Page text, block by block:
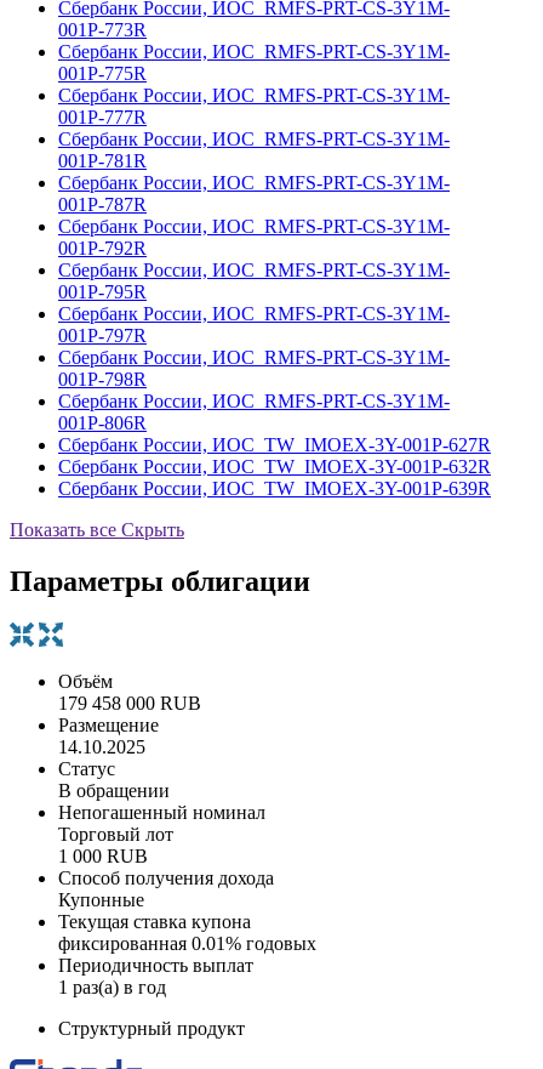
Сбербанк России, ИОС_RMFS-PRT-CS-3Y1M-
001Р-773R
Сбербанк России, ИОС_RMFS-PRT-CS-3Y1M-
001Р-775R
Сбербанк России, ИОС_RMFS-PRT-CS-3Y1M-
001Р-777R
Сбербанк России, ИОС_RMFS-PRT-CS-3Y1M-
001Р-781R
Сбербанк России, ИОС_RMFS-PRT-CS-3Y1M-
001Р-787R
Сбербанк России, ИОС_RMFS-PRT-CS-3Y1M-
001Р-792R
Сбербанк России, ИОС_RMFS-PRT-CS-3Y1M-
001Р-795R
Сбербанк России, ИОС_RMFS-PRT-CS-3Y1M-
001Р-797R
Сбербанк России, ИОС_RMFS-PRT-CS-3Y1M-
001Р-798R
Сбербанк России, ИОС_RMFS-PRT-CS-3Y1M-
001Р-806R
Сбербанк России, ИОС_TW_IMOEX-3Y-001Р-627R
Сбербанк России, ИОС_TW_IMOEX-3Y-001Р-632R
Сбербанк России, ИОС_TW_IMOEX-3Y-001Р-639R
Показать все Скрыть
Параметры облигации
Объём
179 458 000 RUB
Размещение
14.10.2025
Статус
В обращении
Непогашенный номинал
Торговый лот
1 000 RUB
Способ получения дохода
Купонные
Текущая ставка купона
фиксированная 0.01% годовых
Периодичность выплат
1 раз(а) в год
Структурный продукт